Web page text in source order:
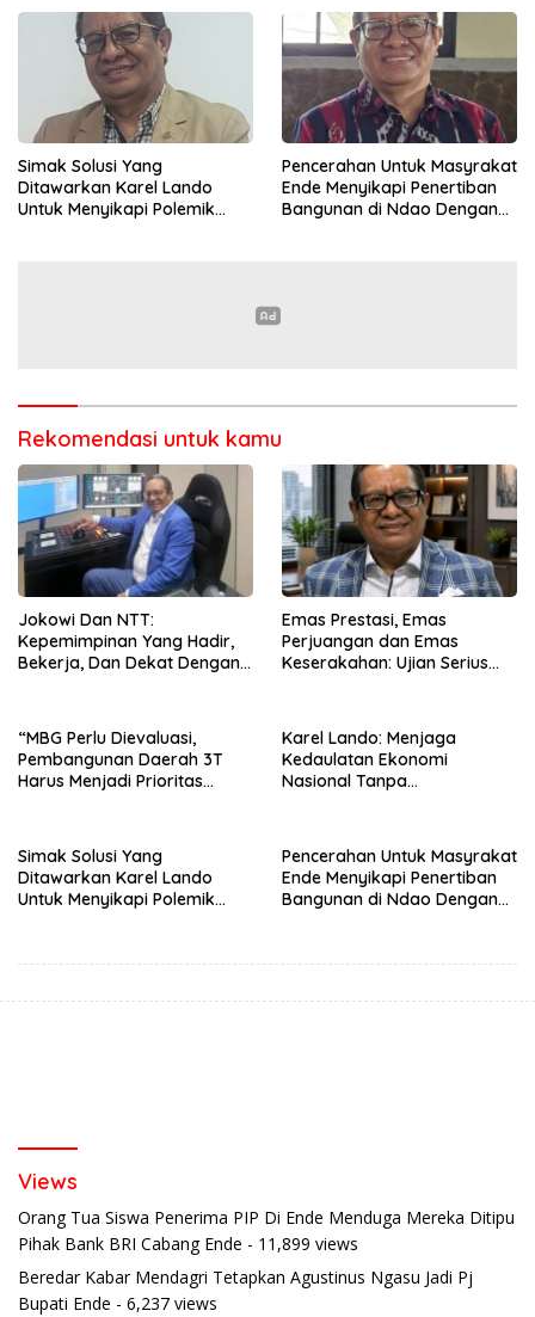
Simak Solusi Yang
Ditawarkan Karel Lando
Untuk Menyikapi Polemik
Pencerahan Untuk Masyrakat
Ende Menyikapi Penertiban
Bangunan di Ndao Dengan
Rekomendasi untuk kamu
Jokowi Dan NTT:
Kepemimpinan Yang Hadir,
Bekerja, Dan Dekat Dengan
Emas Prestasi, Emas
Perjuangan dan Emas
Keserakahan: Ujian Serius
“MBG Perlu Dievaluasi,
Pembangunan Daerah 3T
Harus Menjadi Prioritas
Karel Lando: Menjaga
Kedaulatan Ekonomi
Nasional Tanpa
Simak Solusi Yang
Ditawarkan Karel Lando
Untuk Menyikapi Polemik
Pencerahan Untuk Masyrakat
Ende Menyikapi Penertiban
Bangunan di Ndao Dengan
Views
Orang Tua Siswa Penerima PIP Di Ende Menduga Mereka Ditipu
Pihak Bank BRI Cabang Ende - 11,899 views
Beredar Kabar Mendagri Tetapkan Agustinus Ngasu Jadi Pj
Bupati Ende - 6,237 views